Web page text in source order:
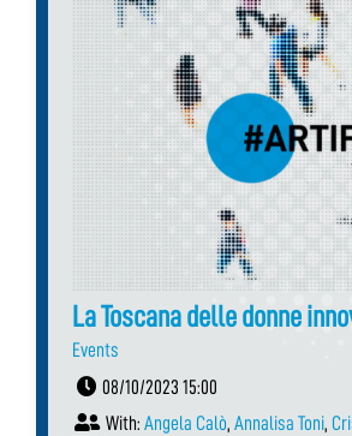
La Toscana delle donne
Events
08/10/2023 15:00
With: Angela Calò, Annalisa Toni,